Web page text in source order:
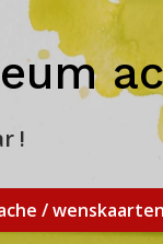
!
/